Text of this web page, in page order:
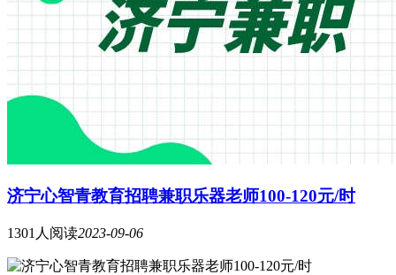
济宁心智青教育招聘兼职乐器老师100-120元/时
1301人阅读2023-09-06